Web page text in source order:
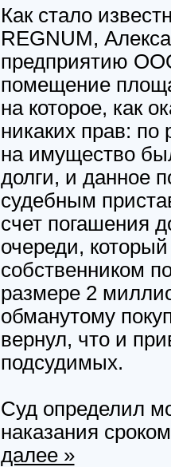
Как стало
REGNUM,
предприятию
помещение
на которое, как
никаких прав:
на имущество
долги, и данное
судебным
счет погашения
очереди,
собственником
размере 2
обманутому
вернул, что и
подсудимых.
Суд определил
наказания
далее »